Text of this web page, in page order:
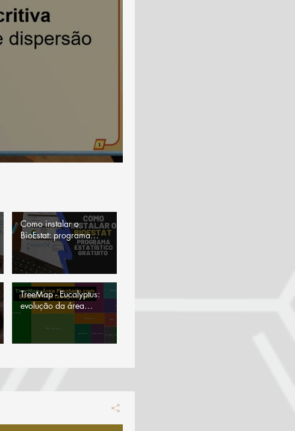
Como instalar o
BioEstat: programa
estatístico
TreeMap - Eucalyptus:
evolução da área
plantada, por Estados
do Brasil